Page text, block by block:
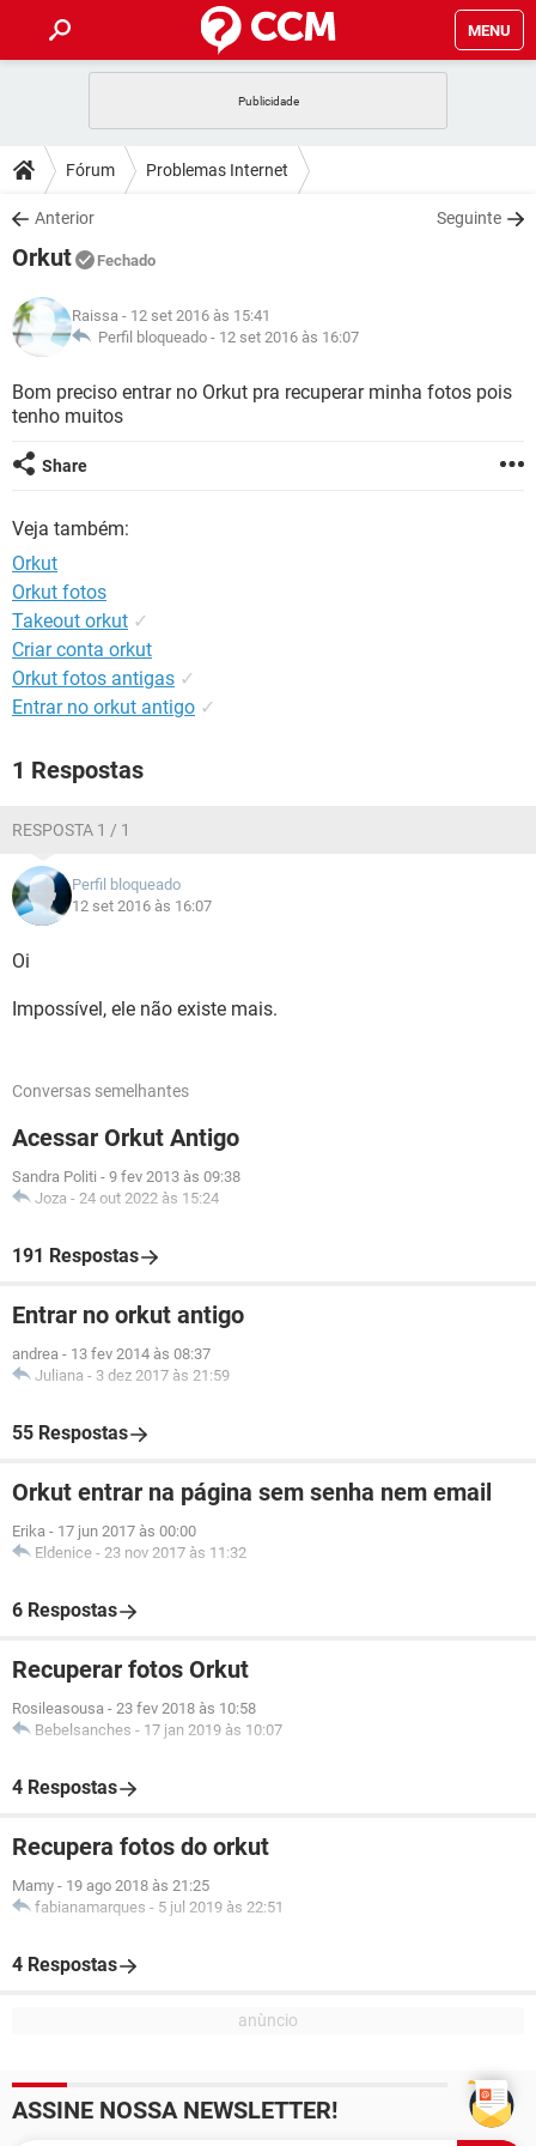
MENU
CELULAR FACEBOOK
OUTLOOK
INSTAGRAM
GUIA DE COMPRAS
DICAS
JOGOS WHATSAPP
INSTAGRAM
GUIA DE COMPRAS
DOWNLOADS
JOGOS
CELULAR
OUTLOOK EXCEL
INSTAGRAM
GUIA DE COMPRAS
JOGOS
CELULAR
OUTLOOK EXCEL
GLOSSÁRIO
CELULAR
OUTLOOK
GUIA DE COMPRAS
Fórum Problemas Internet
Anterior Seguinte
Orkut Fechado
Raissa - 12 set 2016 às 15:41
Perfil bloqueado - 12 set 2016 às 16:07
Bom preciso entrar no Orkut pra recuperar minha fotos pois
tenho muitos
Share
Veja também:
Orkut
Orkut fotos
Takeout orkut ✓
Criar conta orkut
Orkut fotos antigas ✓
Entrar no orkut antigo ✓
1 Respostas
RESPOSTA 1 / 1
Perfil bloqueado
12 set 2016 às 16:07
Oi
Impossível, ele não existe mais.
Conversas semelhantes
Acessar Orkut Antigo
Sandra Politi - 9 fev 2013 às 09:38
Joza - 24 out 2022 às 15:24
191 Respostas
Entrar no orkut antigo
andrea - 13 fev 2014 às 08:37
Juliana - 3 dez 2017 às 21:59
55 Respostas
Orkut entrar na página sem senha nem email
Erika - 17 jun 2017 às 00:00
Eldenice - 23 nov 2017 às 11:32
6 Respostas
Recuperar fotos Orkut
Rosileasousa - 23 fev 2018 às 10:58
Bebelsanches - 17 jan 2019 às 10:07
4 Respostas
Recupera fotos do orkut
Mamy - 19 ago 2018 às 21:25
fabianamarques - 5 jul 2019 às 22:51
4 Respostas
ASSINE NOSSA NEWSLETTER!